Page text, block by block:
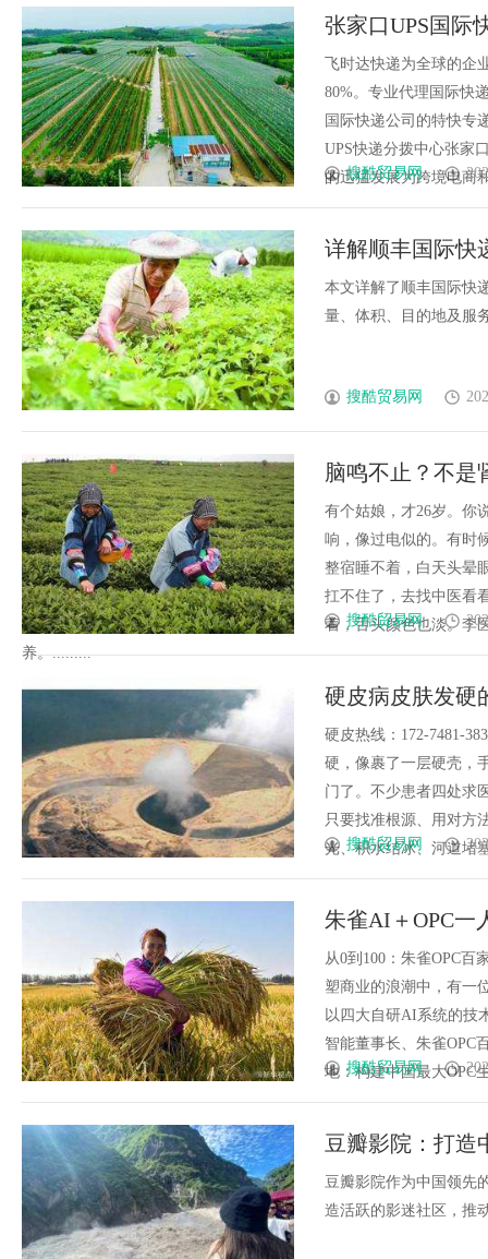
张家口UPS国际
通达全球-寄件
飞时达快递为全球的企
80%。专业代理国际快
国际快递公司的特快专
UPS快递分拨中心张家
的迅猛发展为跨境电商
搜酷贸易网
详解顺丰国际快
本文详解了顺丰国际快
量、体积、目的地及服
搜酷贸易网
脑鸣不止？不是
此方必读
有个姑娘，才26岁。你
响，像过电似的。有时
整宿睡不着，白天头晕
扛不住了，去找中医看
着，舌头颜色也淡。李
养。.........
搜酷贸易网
硬皮病皮肤发硬
天比一天好
硬皮热线：172-7481-
硬，像裹了一层硬壳，
门了。不少患者四处求
只要找准根源、用对方
光、积水结冰、河道堵
搜酷贸易网
朱雀AI＋OPC一
从0到100：朱雀OPC
塑商业的浪潮中，有一
以四大自研AI系统的
智能董事长、朱雀OPC
地：构建中国最大OPC
搜酷贸易网
豆瓣影院：打造
豆瓣影院作为中国领先
造活跃的影迷社区，推